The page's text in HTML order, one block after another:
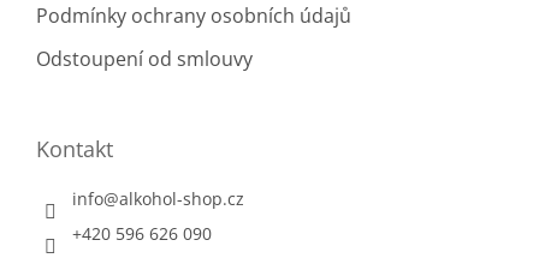
Podmínky ochrany osobních údajů
Odstoupení od smlouvy
Kontakt
info@alkohol-shop.cz
+420 596 626 090